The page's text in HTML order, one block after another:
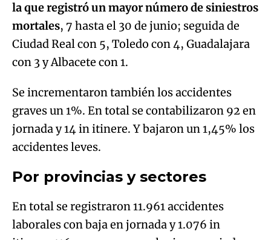
la que registró un mayor número de siniestros
mortales, 7 hasta el 30 de junio; seguida de
Ciudad Real con 5, Toledo con 4, Guadalajara
con 3 y Albacete con 1.
Se incrementaron también los accidentes
graves un 1%. En total se contabilizaron 92 en
jornada y 14 in itinere. Y bajaron un 1,45% los
accidentes leves.
Por provincias y sectores
En total se registraron 11.961 accidentes
laborales con baja en jornada y 1.076 in